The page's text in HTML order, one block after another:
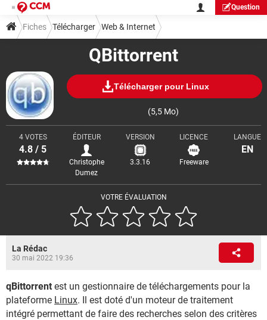
Question
QBittorrent
Télécharger pour Linux
(5,5 Mo)
VOTRE ÉVALUATION
4 VOTES
4.8 / 5
ÉDITEUR
Christophe
Dumez
VERSION
3.3.16
LICENCE
Freeware
LANGUE
EN
Fiches Télécharger Web & Internet
Téléchargement & Transfert
La Rédac
30 mai 2022 19:36
qBittorrent est un gestionnaire de téléchargements pour la
plateforme Linux. Il est doté d'un moteur de traitement
intégré permettant de faire des recherches selon des critères